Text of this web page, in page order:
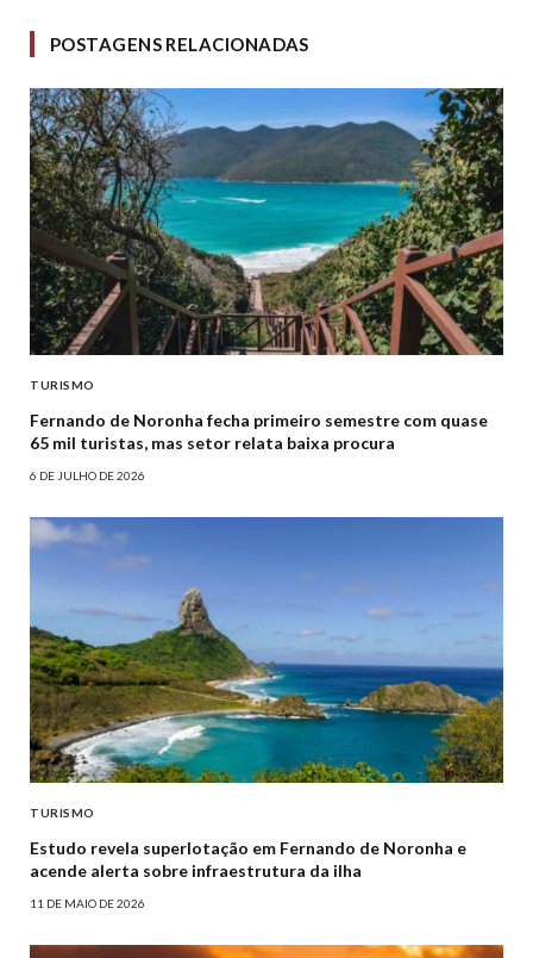
POSTAGENS RELACIONADAS
TURISMO
Fernando de Noronha fecha primeiro semestre com quase
65 mil turistas, mas setor relata baixa procura
6 DE JULHO DE 2026
TURISMO
Estudo revela superlotação em Fernando de Noronha e
acende alerta sobre infraestrutura da ilha
11 DE MAIO DE 2026